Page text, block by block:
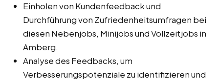
Einholen von Kundenfeedback und
Durchführung von Zufriedenheitsumfragen bei
diesen Nebenjobs, Minijobs und Vollzeitjobs in
Amberg.
Analyse des Feedbacks, um
Verbesserungspotenziale zu identifizieren und